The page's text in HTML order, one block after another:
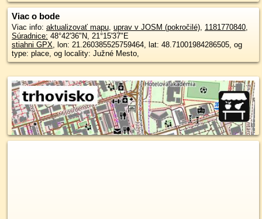
Viac o bode
Viac info: aktualizovať mapu, uprav v JOSM (pokročilé), 1181770840,
Súradnice: 48°42'36"N, 21°15'37"E
stiahni GPX, lon: 21.260385525759464, lat: 48.71001984286505, og
type: place, og locality: Južné Mesto,